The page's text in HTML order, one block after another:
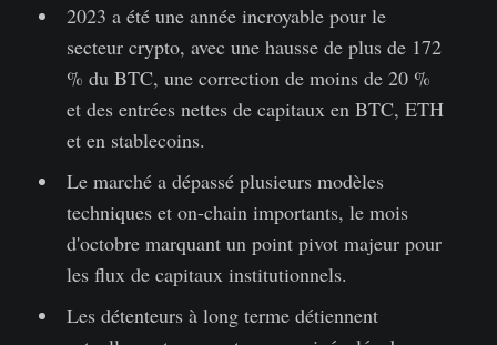
2023 a été une année incroyable pour le
secteur crypto, avec une hausse de plus de 172
% du BTC, une correction de moins de 20 %
et des entrées nettes de capitaux en BTC, ETH
et en stablecoins.
Le marché a dépassé plusieurs modèles
techniques et on-chain importants, le mois
d'octobre marquant un point pivot majeur pour
les flux de capitaux institutionnels.
Les détenteurs à long terme détiennent